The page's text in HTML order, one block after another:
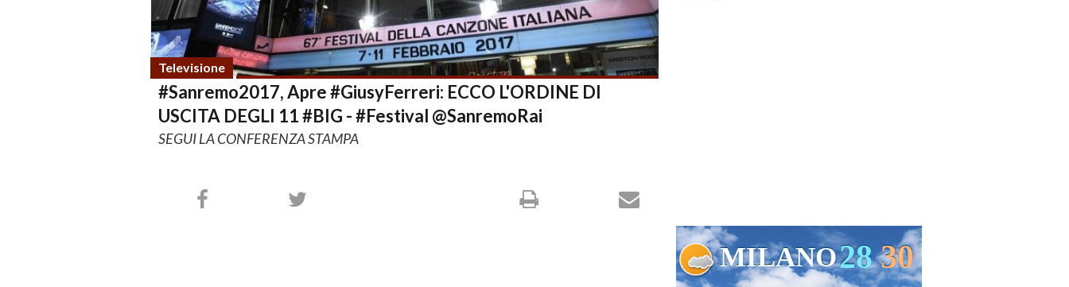
Televisione
#Sanremo2017, Apre #GiusyFerreri: ECCO L'ORDINE DI
USCITA DEGLI 11 #BIG - #Festival @SanremoRai
SEGUI LA CONFERENZA STAMPA
VENEZIA29 31